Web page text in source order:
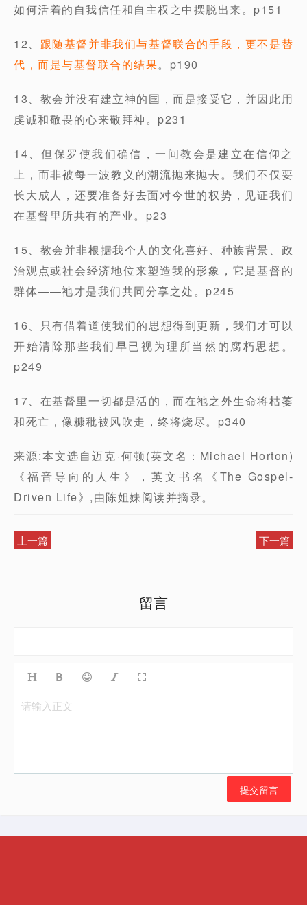
如何活着的自我信任和自主权之中摆脱出来。p151
12、 跟随基督并非我们与基督联合的手段，更不是替
代，而是与基督联合的结果。p190
13、教会并没有建立神的国，而是接受它，并因此用
虔诚和敬畏的心来敬拜神。p231
14、但保罗使我们确信，一间教会是建立在信仰之
上，而非被每一波教义的潮流抛来抛去。我们不仅要
长大成人，还要准备好去面对今世的权势，见证我们
在基督里所共有的产业。p23
15、教会并非根据我个人的文化喜好、种族背景、政
治观点或社会经济地位来塑造我的形象，它是基督的
群体——祂才是我们共同分享之处。p245
16、只有借着道使我们的思想得到更新，我们才可以
开始清除那些我们早已视为理所当然的腐朽思想。
p249
17、在基督里一切都是活的，而在祂之外生命将枯萎
和死亡，像糠秕被风吹走，终将烧尽。p340
来源:本文选自迈克·何顿(英文名：Michael Horton)
《福音导向的人生》，英文书名《The Gospel-
Driven Life》,由陈姐妹阅读并摘录。
上一篇 下一篇
留言
请输入正文
提交留言